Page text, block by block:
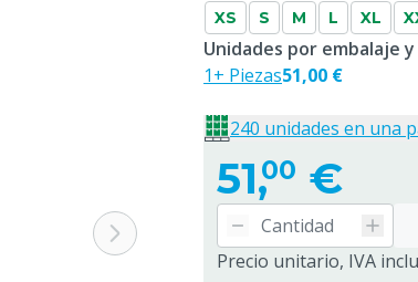
XS S M L XL
51,00 €
Precio unitario, IVA
Unidades por embalaje
1+ Piezas51,00 €
240 unidades en una